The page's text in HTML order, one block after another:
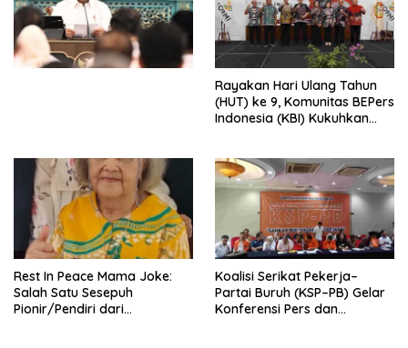
Simposium Nasional “Urgensi
Undang-Undang
Perekonomian Nasional dan
Kesejahteraan Sosial dalam
Rayakan Hari Ulang Tahun
(HUT) ke 9, Komunitas BEPers
Indonesia (KBI) Kukuhkan
Tema: “Penguatan dan
Pengembangan Organisasi
KBI yang Berbasis Riset di
seluruh Indonesia dan
Mancanegara”.
Rest In Peace Mama Joke:
Salah Satu Sesepuh
Pionir/Pendiri dari
Koalisi Serikat Pekerja–
Partai Buruh (KSP–PB) Gelar
Konferensi Pers dan